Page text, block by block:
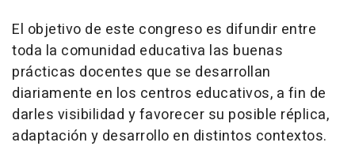
El objetivo de este congreso es difundir entre
toda la comunidad educativa las buenas
prácticas docentes que se desarrollan
diariamente en los centros educativos, a fin de
darles visibilidad y favorecer su posible réplica,
adaptación y desarrollo en distintos contextos.